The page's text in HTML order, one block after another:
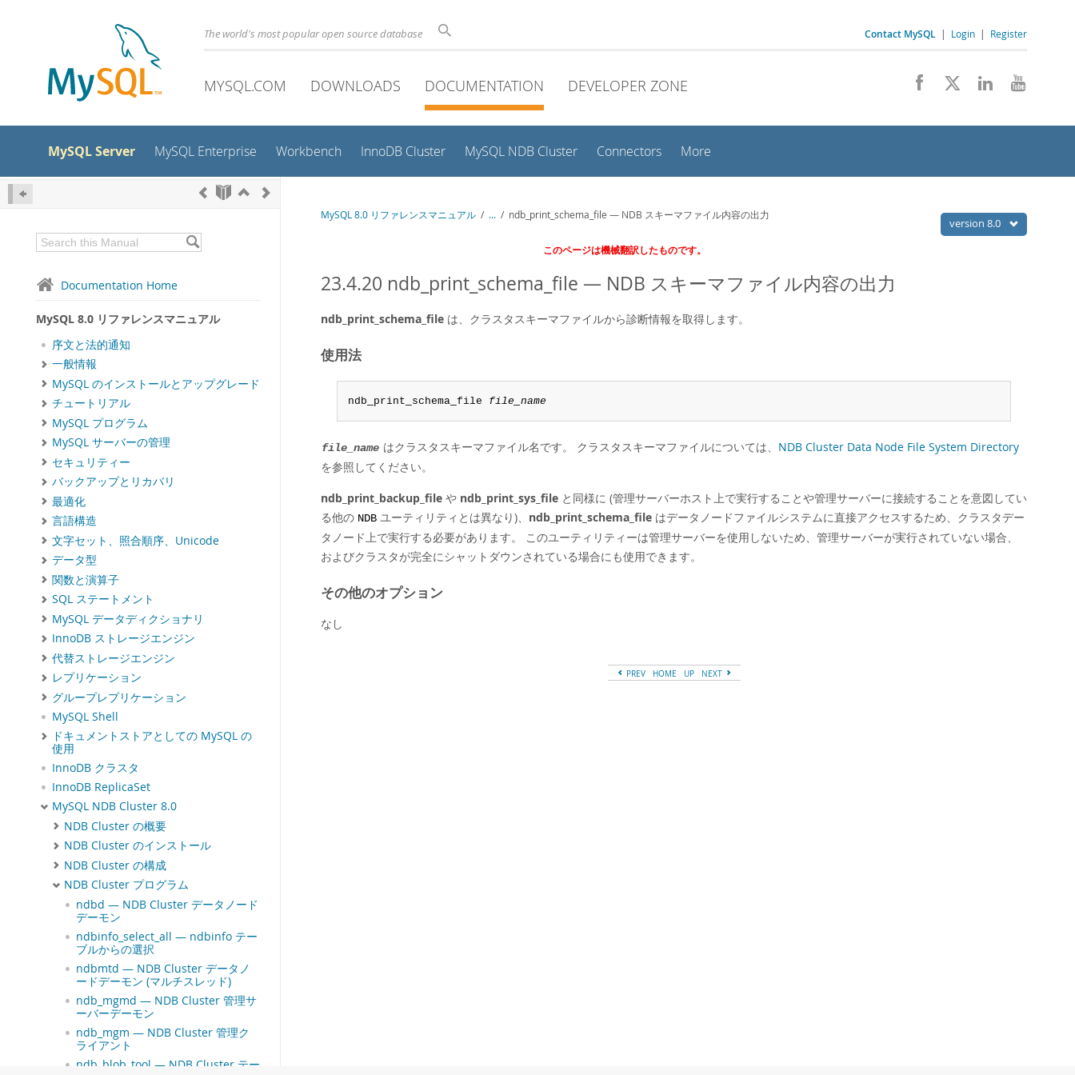
The world's most popular open source database Contact MySQL | Login | Register
MYSQL.COM DOWNLOADS DOCUMENTATION DEVELOPER ZONE
MySQL Server MySQL Enterprise Workbench InnoDB Cluster MySQL NDB Cluster Connectors More
Documentation Home
MySQL 8.0 リファレンスマニュアル
序文と法的通知
一般情報
MySQL のインストールとアップグレード
チュートリアル
MySQL プログラム
MySQL サーバーの管理
セキュリティー
バックアップとリカバリ
最適化
言語構造
文字セット、照合順序、Unicode
データ型
関数と演算子
SQL ステートメント
MySQL データディクショナリ
InnoDB ストレージエンジン
代替ストレージエンジン
レプリケーション
グループレプリケーション
MySQL Shell
ドキュメントストアとしての MySQL の
使用
InnoDB クラスタ
InnoDB ReplicaSet
MySQL NDB Cluster 8.0
NDB Cluster の概要
NDB Cluster のインストール
NDB Cluster の構成
NDB Cluster プログラム
ndbd — NDB Cluster データノード
デーモン
ndbinfo_select_all — ndbinfo テー
ブルからの選択
ndbmtd — NDB Cluster データノ
ードデーモン (マルチスレッド)
ndb_mgmd — NDB Cluster 管理サ
ーバーデーモン
ndb_mgm — NDB Cluster 管理ク
ライアント
ndb_blob_tool — NDB Cluster テー
version 8.0
MySQL 8.0 リファレンスマニュアル / ... / ndb_print_schema_file — NDB スキーマファイル内容の出力
このページは機械翻訳したものです。
23.4.20 ndb_print_schema_file — NDB スキーマファイル内容の出力
ndb_print_schema_file は、クラスタスキーマファイルから診断情報を取得します。
使用法
ndb_print_schema_file file_name
file_name はクラスタスキーマファイル名です。 クラスタスキーマファイルについては、 NDB Cluster Data Node File System Directory
を参照してください。
ndb_print_backup_file や ndb_print_sys_file と同様に (管理サーバーホスト上で実行することや管理サーバーに接続することを意図してい
る他の NDB ユーティリティとは異なり)、 ndb_print_schema_file はデータノードファイルシステムに直接アクセスするため、クラスタデー
タノード上で実行する必要があります。 このユーティリティーは管理サーバーを使用しないため、管理サーバーが実行されていない場合、
およびクラスタが完全にシャットダウンされている場合にも使用できます。
その他のオプション
なし
PREV HOME UP NEXT